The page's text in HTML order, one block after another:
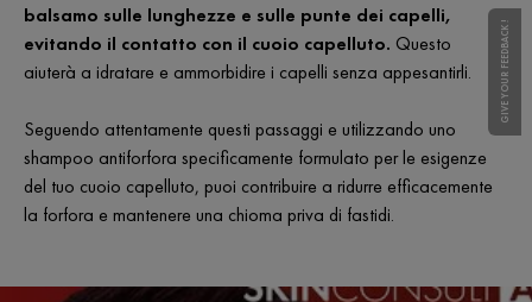
balsamo sulle lunghezze e sulle punte dei capelli,
evitando il contatto con il cuoio capelluto. Questo
aiuterà a idratare e ammorbidire i capelli senza appesantirli.
Seguendo attentamente questi passaggi e utilizzando uno
shampoo antiforfora specificamente formulato per le esigenze
del tuo cuoio capelluto, puoi contribuire a ridurre efficacemente
la forfora e mantenere una chioma priva di fastidi.
GIVE YOUR FEEDBACK !